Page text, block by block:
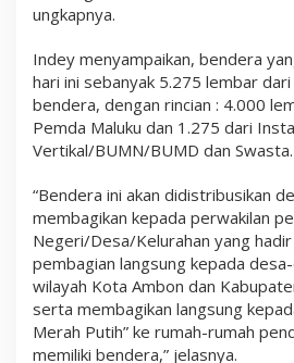
ungkapnya.
Indey menyampaikan, bendera
hari ini sebanyak 5.275 lembar
bendera, dengan rincian : 4.000
Pemda Maluku dan 1.275 dari
Vertikal/BUMN/BUMD dan Swasta.
“Bendera ini akan didistribusikan
membagikan kepada perwakilan
Negeri/Desa/Kelurahan yang
pembagian langsung kepada
wilayah Kota Ambon dan
serta membagikan langsung
Merah Putih” ke rumah-rumah
memiliki bendera,” jelasnya.